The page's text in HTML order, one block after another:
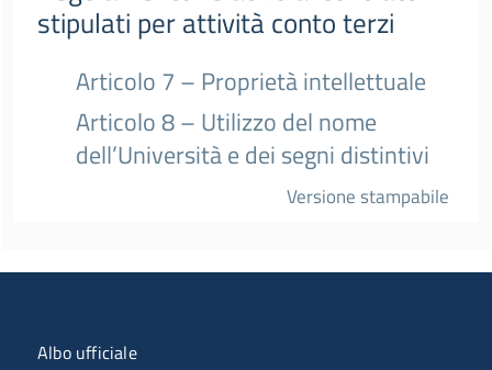
stipulati per attività conto terzi
Articolo 7 – Proprietà intellettuale
Articolo 8 – Utilizzo del nome
dell’Università e dei segni distintivi
Versione stampabile
Menu organizzazione
Albo ufficiale